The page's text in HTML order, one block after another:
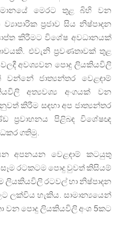
මෙරට තුළ බිහි වන
ප්‍රජාව සිය නිෂ්පාදන
කිරීමට විශේෂ අවධානයක්
එවැනි ප්‍රවණතාවක් තුළ
අවශ්‍යවන පොදු ලියකියවිලි
වන්නේ ජාත්‍යන්තර වෙළඳාම්
අත්‍යවශ්‍ය අංගයක් වන
කිරීම සඳහා අප ජාත්‍යන්තර
ප්‍රවාහනය පිළිබඳ විශේෂඥ
ගතිමු.
අපනයන වෙළඳාම් කටයුතු
රටකටම පොදු වුවත් කිසියම්
ලියකියවිලි රටවල් හා නිෂ්පාදන
ලක්විය හැකිය. සාමාන්‍යයෙන්
වන පොදු ලියකියවිලි අංශ 5කට